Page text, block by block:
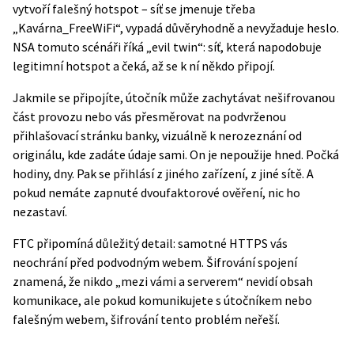
vytvoří falešný hotspot – síť se jmenuje třeba
„Kavárna_FreeWiFi“, vypadá důvěryhodně a nevyžaduje heslo.
NSA tomuto scénáři říká „evil twin“: síť, která napodobuje
legitimní hotspot a čeká, až se k ní někdo připojí.
Jakmile se připojíte, útočník může zachytávat nešifrovanou
část provozu nebo vás přesměrovat na podvrženou
přihlašovací stránku banky, vizuálně k nerozeznání od
originálu, kde zadáte údaje sami. On je nepoužije hned. Počká
hodiny, dny. Pak se přihlásí z jiného zařízení, z jiné sítě. A
pokud nemáte zapnuté dvoufaktorové ověření, nic ho
nezastaví.
FTC připomíná důležitý detail: samotné HTTPS vás
neochrání před podvodným webem. Šifrování spojení
znamená, že nikdo „mezi vámi a serverem“ nevidí obsah
komunikace, ale pokud komunikujete s útočníkem nebo
falešným webem, šifrování tento problém neřeší.